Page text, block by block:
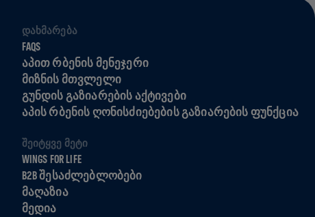
ᲓᲐᲮᲛᲐᲠᲔᲑᲐ
FAQS
ᲐᲞᲘᲗ ᲠᲑᲔᲜᲘᲡ ᲛᲔᲜᲔᲯᲔᲠᲘ
ᲛᲘᲖᲜᲘᲡ ᲛᲗᲕᲚᲔᲚᲘ
ᲒᲣᲜᲓᲘᲡ ᲒᲐᲖᲘᲐᲠᲔᲑᲘᲡ ᲐᲥᲢᲘᲕᲔᲑᲘ
ᲐᲞᲘᲡ ᲠᲑᲔᲜᲘᲡ ᲦᲝᲜᲘᲡᲫᲘᲔᲑᲔᲑᲘᲡ ᲒᲐᲖᲘᲐᲠᲔᲑᲘᲡ ᲤᲣᲜᲥᲪᲘᲐ
ᲨᲔᲘᲢᲧᲕᲔ ᲛᲔᲢᲘ
WINGS FOR LIFE
B2B ᲨᲔᲡᲐᲫᲚᲔᲑᲚᲝᲑᲔᲑᲘ
ᲛᲐᲦᲐᲖᲘᲐ
ᲛᲔᲓᲘᲐ